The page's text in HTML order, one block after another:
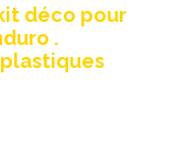
déco pour
.
plastiques